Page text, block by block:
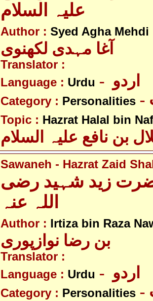
علیہ السلام
Author : Syed Agha
آغا مہدی لکھنوی
Translator :
Language : Urdu
Category : Personalities
Topic : Hazrat Halal bin
بن نافع علیہ السلام
Sawaneh - Hazrat Zaid
زید شہید رضی
اللہ عنہ
Author : Irtiza bin Raza
Translator :
Language : Urdu
Category : Personalities